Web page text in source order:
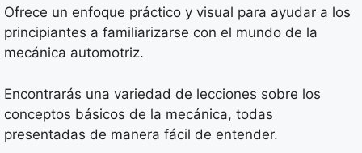
Ofrece un enfoque práctico y visual para ayudar a los
principiantes a familiarizarse con el mundo de la
mecánica automotriz.
Encontrarás una variedad de lecciones sobre los
conceptos básicos de la mecánica, todas
presentadas de manera fácil de entender.